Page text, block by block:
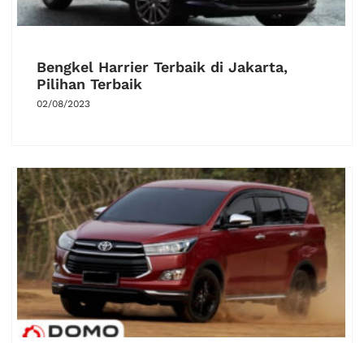
Bengkel Harrier Terbaik di Jakarta,
Pilihan Terbaik
02/08/2023